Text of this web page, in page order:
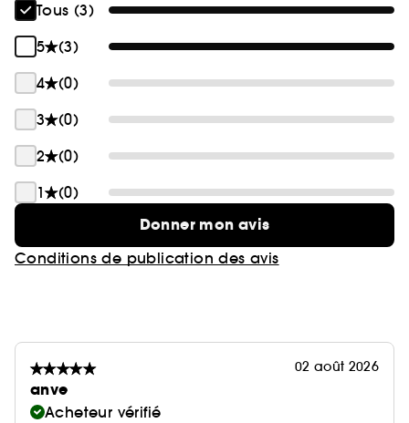
Tous (3)
5
(3)
4
(0)
3
(0)
2
(0)
1
(0)
Donner mon avis
Conditions de publication des avis
02 août 2026
anve
Acheteur vérifié